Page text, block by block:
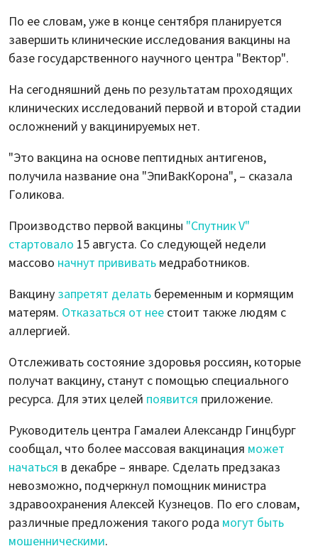
По ее словам, уже в конце сентября планируется
завершить клинические исследования вакцины на
базе государственного научного центра "Вектор".
На сегодняшний день по результатам проходящих
клинических исследований первой и второй стадии
осложнений у вакцинируемых нет.
"Это вакцина на основе пептидных антигенов,
получила название она "ЭпиВакКорона", – сказала
Голикова.
Производство первой вакцины "Спутник V"
стартовало 15 августа. Со следующей недели
массово начнут прививать медработников.
Вакцину запретят делать беременным и кормящим
матерям. Отказаться от нее стоит также людям с
аллергией.
Отслеживать состояние здоровья россиян, которые
получат вакцину, станут с помощью специального
ресурса. Для этих целей появится приложение.
Руководитель центра Гамалеи Александр Гинцбург
сообщал, что более массовая вакцинация может
начаться в декабре – январе. Сделать предзаказ
невозможно, подчеркнул помощник министра
здравоохранения Алексей Кузнецов. По его словам,
различные предложения такого рода могут быть
мошенническими.